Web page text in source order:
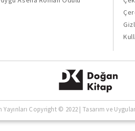
Yayınları Copyright © 2022 | Tasarım ve